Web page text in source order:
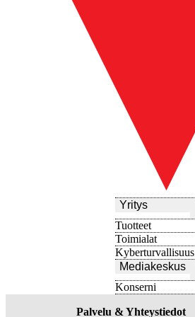
Yritys
Tuotteet
Toimialat
Kyberturvallisuus
Mediakeskus
Konserni
Palvelu & Yhteystiedot